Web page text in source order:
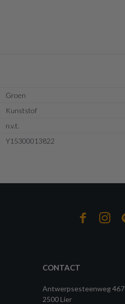
Groen
Kunststof
n.v.t.
Y15300013822
CONTACT
Antwerpsesteenweg 467
2500 Lier